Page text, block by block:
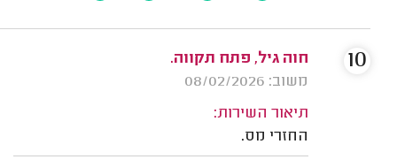
חוה גיל, פתח תקווה.
משוב: 08/02/2026
תיאור השירות:
החזרי מס.
10